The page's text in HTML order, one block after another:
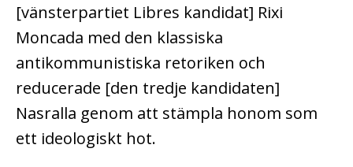
[vänsterpartiet Libres kandidat] Rixi
Moncada med den klassiska
antikommunistiska retoriken och
reducerade [den tredje kandidaten]
Nasralla genom att stämpla honom som
ett ideologiskt hot.